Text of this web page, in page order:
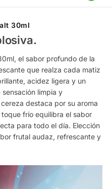
30ml
el sabor profundo de la
que realza cada matiz
acidez ligera y un
limpia y
destaca por su aroma
frío equilibra el sabor
para todo el día. Elección
frutal audaz, refrescante y